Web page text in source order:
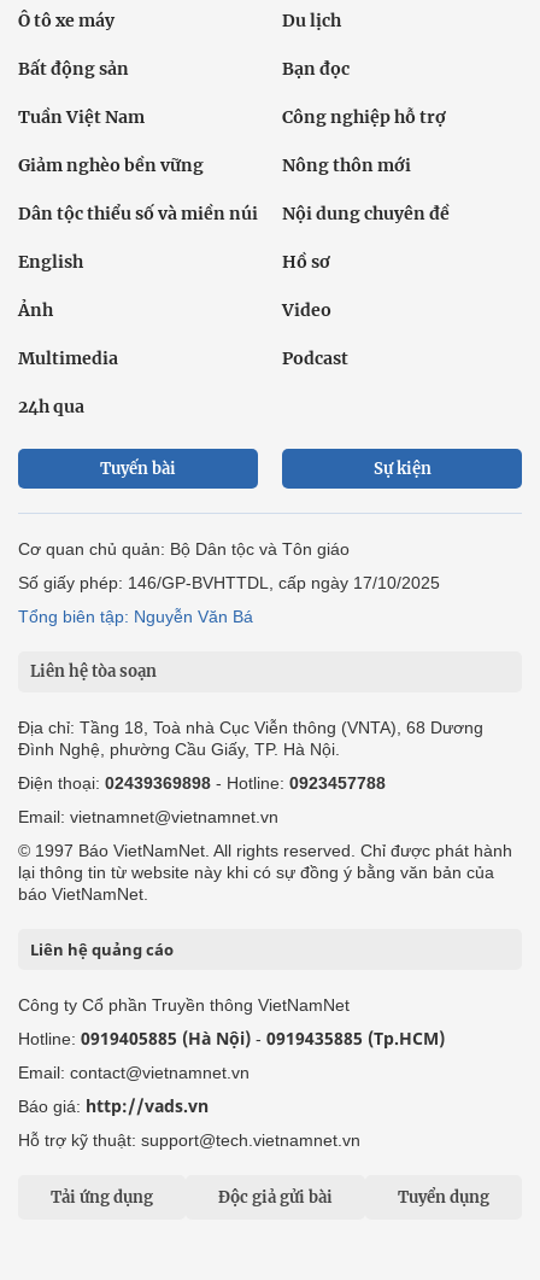
Ô tô xe máy Du lịch
Bất động sản Bạn đọc
Tuần Việt Nam Công nghiệp hỗ trợ
Giảm nghèo bền vững Nông thôn mới
Dân tộc thiểu số và miền núi Nội dung chuyên đề
English Hồ sơ
Ảnh Video
Multimedia Podcast
24h qua
Tuyến bài Sự kiện
Cơ quan chủ quản: Bộ Dân tộc và Tôn giáo
Số giấy phép: 146/GP-BVHTTDL, cấp ngày 17/10/2025
Tổng biên tập: Nguyễn Văn Bá
Liên hệ tòa soạn
Địa chỉ: Tầng 18, Toà nhà Cục Viễn thông (VNTA), 68 Dương
Đình Nghệ, phường Cầu Giấy, TP. Hà Nội.
Điện thoại: 02439369898 - Hotline: 0923457788
Email: vietnamnet@vietnamnet.vn
© 1997 Báo VietNamNet. All rights reserved. Chỉ được phát hành
lại thông tin từ website này khi có sự đồng ý bằng văn bản của
báo VietNamNet.
Liên hệ quảng cáo
Công ty Cổ phần Truyền thông VietNamNet
Hotline: 0919405885 (Hà Nội) - 0919435885 (Tp.HCM)
Email: contact@vietnamnet.vn
Báo giá: http://vads.vn
Hỗ trợ kỹ thuật: support@tech.vietnamnet.vn
Tải ứng dụng Độc giả gửi bài Tuyển dụng